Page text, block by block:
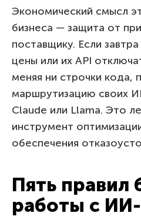
Экономический смысл
бизнеса — защита от
поставщику. Если
цены или их API
меняя ни строчки кода,
маршрутизацию своих
Claude или Llama. Это
инструмент
обеспечения
Пять правил
работы с